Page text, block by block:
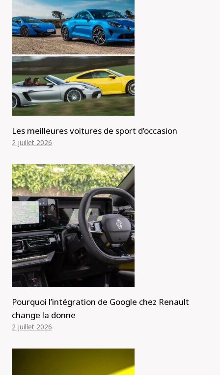
Les meilleures voitures de sport d’occasion
2 juillet 2026
Pourquoi l’intégration de Google chez Renault
change la donne
2 juillet 2026